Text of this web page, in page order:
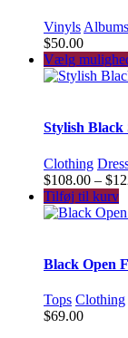
Vinyls Albums
$50.00
Vælg
Stylish Black
Clothing
$108.00 –
Tilføj til kurv
Black Open
Tops Clothing
$69.00